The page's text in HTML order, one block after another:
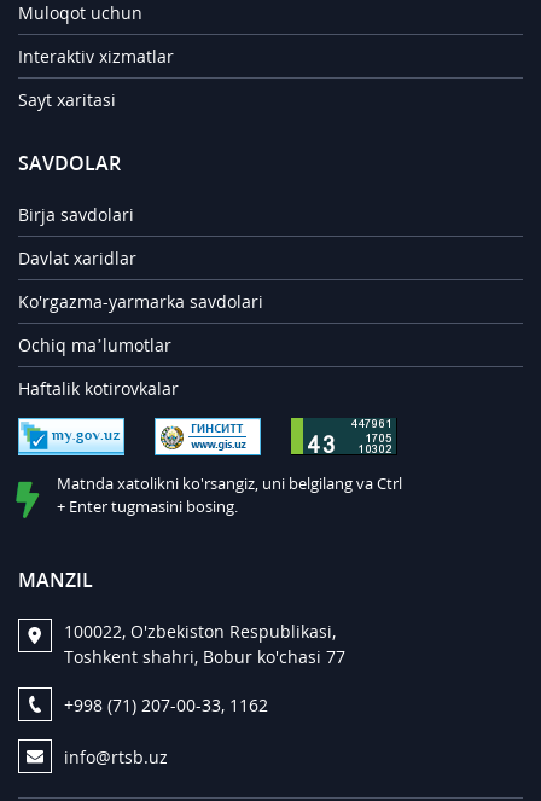
Muloqot uchun
Interaktiv xizmatlar
Sayt xaritasi
SAVDOLAR
Birja savdolari
Davlat xaridlar
Ko'rgazma-yarmarka savdolari
Ochiq ma’lumotlar
Haftalik kotirovkalar
Matnda xatolikni ko'rsangiz, uni belgilang va Ctrl
+ Enter tugmasini bosing.
MANZIL
100022, O'zbekiston Respublikasi,
Toshkent shahri, Bobur ko'chasi 77
+998 (71) 207-00-33, 1162
info@rtsb.uz